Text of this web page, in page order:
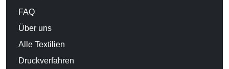
FAQ
Über uns
Alle Textilien
Druckverfahren